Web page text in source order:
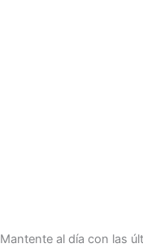
Mantente al día con las